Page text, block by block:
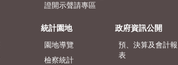
證開示聲請專區
統計園地
園地導覽
檢察統計
政府資訊公開
預、決算及會計報
表